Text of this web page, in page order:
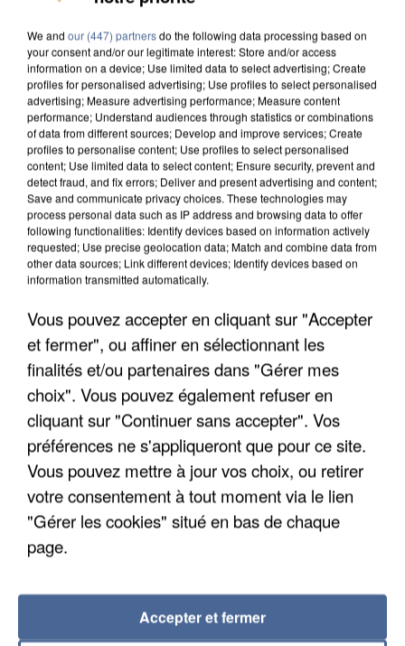
APRÈS TOUTES CES CANICULES, LES REFUGES
DE FAUNE SAUVAGE SONT...
L’UN DES FONDATEURS SUPPOSÉS DE LA DZ
We and our (447) partnersdo the following data processing based on
your consent and/or our legitimate interest: Store and/or access
information on a device; Use limited data to select advertising; Create
profiles for personalised advertising; Use profiles to select personalised
advertising; Measure advertising performance; Measure content
performance; Understand audiences through statistics or combinations
of data from different sources; Develop and improve services; Create
profiles to personalise content; Use profiles to select personalised
content; Use limited data to select content; Ensure security, prevent and
detect fraud, and fix errors; Deliver and present advertising and content;
Save and communicate privacy choices. These technologies may
process personal data such as IP address and browsing data to offer
following functionalities: Identify devices based on information actively
requested; Use precise geolocation data; Match and combine data from
other data sources; Link different devices; Identify devices based on
information transmitted automatically.
Vous pouvez accepter en cliquant sur "Accepter
et fermer", ou affiner en sélectionnant les
finalités et/ou partenaires dans "Gérer mes
choix". Vous pouvez également refuser en
cliquant sur "Continuer sans accepter". Vos
préférences ne s'appliqueront que pour ce site.
Vous pouvez mettre à jour vos choix, ou retirer
votre consentement à tout moment via le lien
"Gérer les cookies" situé en bas de chaque
page.
Accepter et fermer